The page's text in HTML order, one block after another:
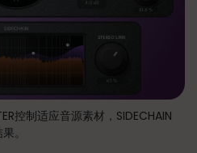
控制适应音源素材，SIDECHAIN
。